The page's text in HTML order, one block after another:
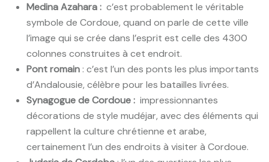
Medina Azahara : c’est probablement le véritable
symbole de Cordoue, quand on parle de cette ville
l’image qui se crée dans l’esprit est celle des 4300
colonnes construites à cet endroit.
Pont romain : c’est l’un des ponts les plus importants
d’Andalousie, célèbre pour les batailles livrées.
Synagogue de Cordoue : impressionnantes
décorations de style mudéjar, avec des éléments qui
rappellent la culture chrétienne et arabe,
certainement l’un des endroits à visiter à Cordoue.